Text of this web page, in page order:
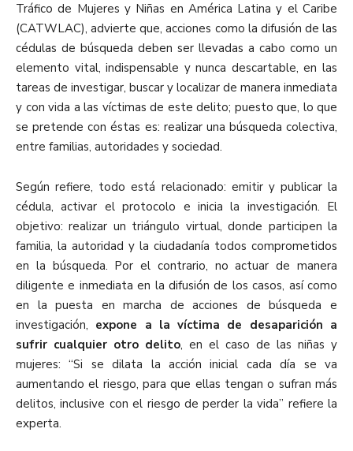
Tráfico de Mujeres y Niñas en América Latina y el Caribe
(CATWLAC), advierte que, acciones como la difusión de las
cédulas de búsqueda deben ser llevadas a cabo como un
elemento vital, indispensable y nunca descartable, en las
tareas de investigar, buscar y localizar de manera inmediata
y con vida a las víctimas de este delito; puesto que, lo que
se pretende con éstas es: realizar una búsqueda colectiva,
entre familias, autoridades y sociedad.
Según refiere, todo está relacionado: emitir y publicar la
cédula, activar el protocolo e inicia la investigación. El
objetivo: realizar un triángulo virtual, donde participen la
familia, la autoridad y la ciudadanía todos comprometidos
en la búsqueda. Por el contrario, no actuar de manera
diligente e inmediata en la difusión de los casos, así como
en la puesta en marcha de acciones de búsqueda e
investigación, expone a la víctima de desaparición a
sufrir cualquier otro delito, en el caso de las niñas y
mujeres: “Si se dilata la acción inicial cada día se va
aumentando el riesgo, para que ellas tengan o sufran más
delitos, inclusive con el riesgo de perder la vida” refiere la
experta.